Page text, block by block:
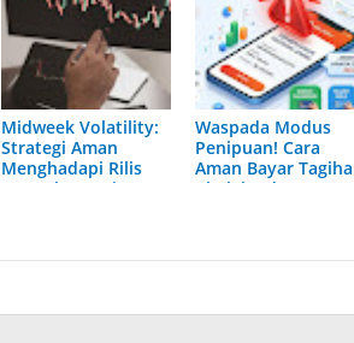
Midweek Volatility:
Strategi Aman
Menghadapi Rilis
Data Ekonomi
Waspada Modus
Penipuan! Cara
Aman Bayar
Akulaku dan